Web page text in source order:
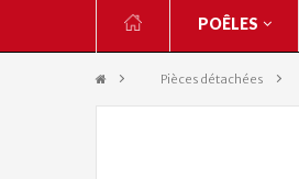
POÊLES
&gt; Pièces détachées >